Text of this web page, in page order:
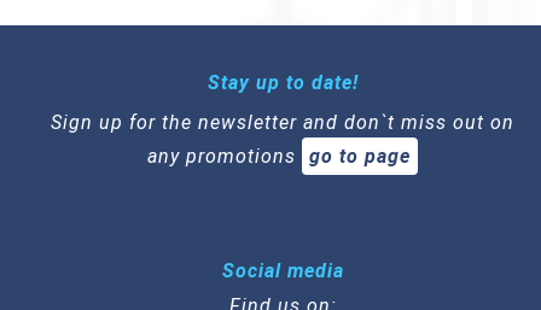
Stay up to date!
Sign up for the newsletter and don`t miss out on
any promotions
go to page
Social media